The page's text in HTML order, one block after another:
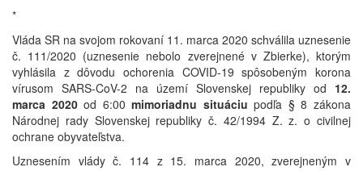
*
Vláda SR na svojom rokovaní 11. marca 2020 schválila uznesenie
č. 111/2020 (uznesenie nebolo zverejnené v Zbierke), ktorým
vyhlásila z dôvodu ochorenia COVID-19 spôsobeným korona
vírusom SARS-CoV-2 na území Slovenskej republiky od 12.
marca 2020od 6:00mimoriadnu situáciu podľa § 8 zákona
Národnej rady Slovenskej republiky č. 42/1994 Z. z. o civilnej
ochrane obyvateľstva.
Uznesením vlády č. 114 z 15. marca 2020, zverejneným v